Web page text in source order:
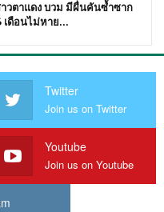
วตาแดง บวม มีผื่นคันซ้ำซาก
เดือนไม่หาย…
Twitter
Join us on Twitter
Youtube
Join us on Youtube